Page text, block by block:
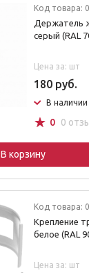
Код товара:
Держатель
серый (RAL
Цена за: шт
180 руб.
В наличии
☆ 0 0
В корзину
Код товара:
Крепление
белое (RAL
Цена за: шт